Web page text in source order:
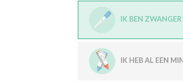
IK BEN ZWANGER
IK HEB AL EEN